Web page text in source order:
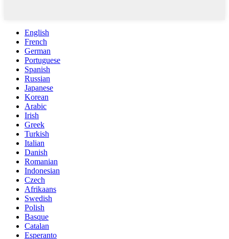
English
French
German
Portuguese
Spanish
Russian
Japanese
Korean
Arabic
Irish
Greek
Turkish
Italian
Danish
Romanian
Indonesian
Czech
Afrikaans
Swedish
Polish
Basque
Catalan
Esperanto